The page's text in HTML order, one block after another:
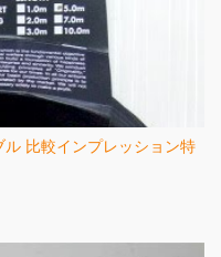
比較インプレッション特